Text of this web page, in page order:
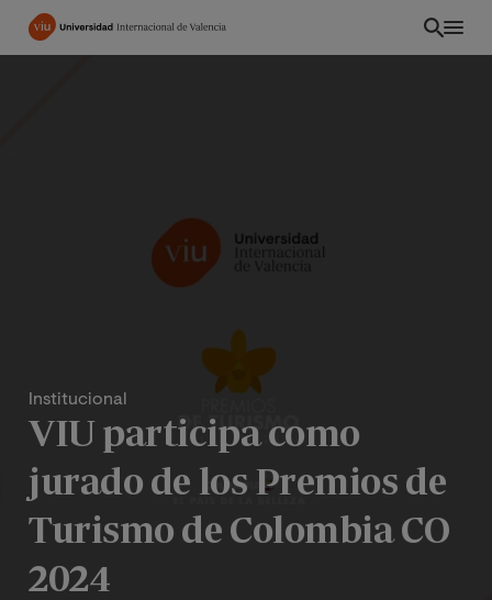
Pasar
Institucional
VIU participa como
jurado de los Premios de
Turismo de Colombia CO
2024